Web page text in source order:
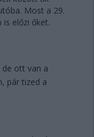
Most a 29.
előzi őket.
de ott van a
pár tized a